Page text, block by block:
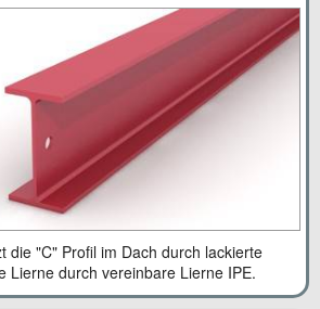
die "C" Profil im Dach durch lackierte
Lierne durch vereinbare Lierne IPE.